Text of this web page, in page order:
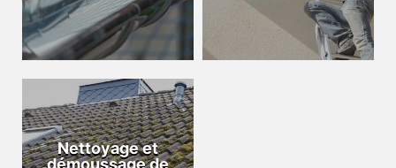
Nettoyage et
démoussage de